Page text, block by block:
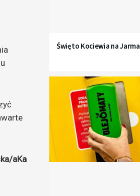
aKa
Święto Kociewia na